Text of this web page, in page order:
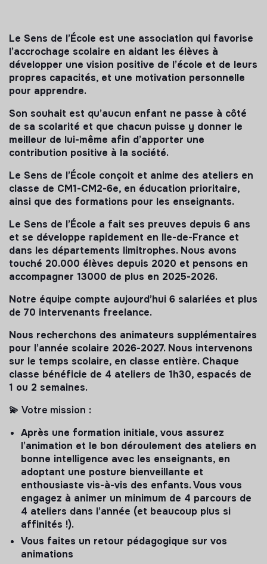
Le Sens de l’École est une association qui favorise
l’accrochage scolaire en aidant les élèves à
développer une vision positive de l’école et de leurs
propres capacités, et une motivation personnelle
pour apprendre.
Son souhait est qu’aucun enfant ne passe à côté
de sa scolarité et que chacun puisse y donner le
meilleur de lui-même afin d’apporter une
contribution positive à la société.
Le Sens de l’École conçoit et anime des ateliers en
classe de CM1-CM2-6e, en éducation prioritaire,
ainsi que des formations pour les enseignants.
Le Sens de l’École a fait ses preuves depuis 6 ans
et se développe rapidement en Ile-de-France et
dans les départements limitrophes. Nous avons
touché 20.000 élèves depuis 2020 et pensons en
accompagner 13000 de plus en 2025-2026.
Notre équipe compte aujourd’hui 6 salariées et plus
de 70 intervenants freelance.
Nous recherchons des animateurs supplémentaires
pour l’année scolaire 2026-2027. Nous intervenons
sur le temps scolaire, en classe entière. Chaque
classe bénéficie de 4 ateliers de 1h30, espacés de
1 ou 2 semaines.
💫 Votre mission :
Après une formation initiale, vous assurez
l’animation et le bon déroulement des ateliers en
bonne intelligence avec les enseignants, en
adoptant une posture bienveillante et
enthousiaste vis-à-vis des enfants. Vous vous
engagez à animer un minimum de 4 parcours de
4 ateliers dans l’année (et beaucoup plus si
affinités !).
Vous faites un retour pédagogique sur vos
animations